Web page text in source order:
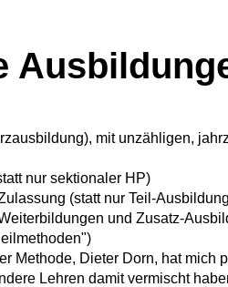
mit unzähligen,
nur sektionaler HP)
(statt nur Teil-
und Zusatz-
Methode, Dieter Dorn, hat mich
Lehren damit vermischt